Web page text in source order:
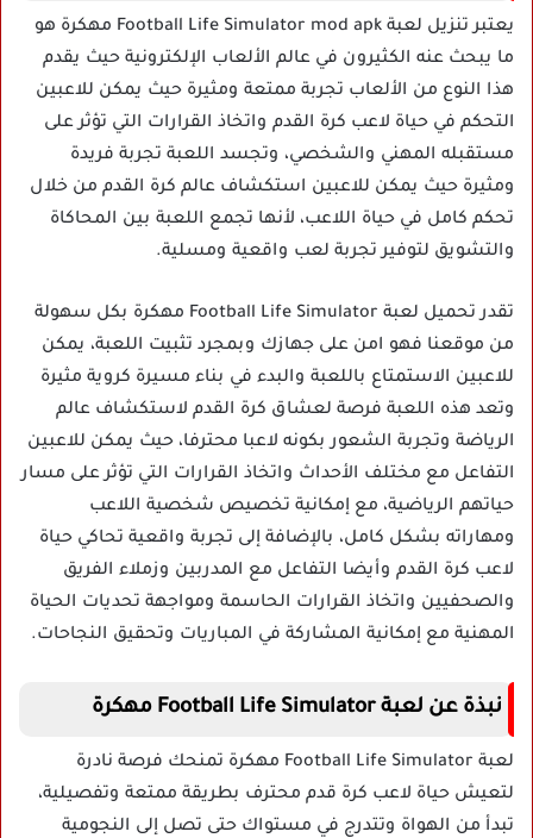
يعتبر تنزيل لعبة Football Life Simulator mod apk مهكرة هو
ما يبحث عنه الكثيرون في عالم الألعاب الإلكترونية حيث يقدم
هذا النوع من الألعاب تجربة ممتعة ومثيرة حيث يمكن للاعبين
التحكم في حياة لاعب كرة القدم واتخاذ القرارات التي تؤثر على
مستقبله المهني والشخصي، وتجسد اللعبة تجربة فريدة
ومثيرة حيث يمكن للاعبين استكشاف عالم كرة القدم من خلال
تحكم كامل في حياة اللاعب، لأنها تجمع اللعبة بين المحاكاة
والتشويق لتوفير تجربة لعب واقعية ومسلية.
تقدر تحميل لعبة Football Life Simulator مهكرة بكل سهولة
من موقعنا فهو امن على جهازك وبمجرد تثبيت اللعبة، يمكن
للاعبين الاستمتاع باللعبة والبدء في بناء مسيرة كروية مثيرة
وتعد هذه اللعبة فرصة لعشاق كرة القدم لاستكشاف عالم
الرياضة وتجربة الشعور بكونه لاعبا محترفا، حيث يمكن للاعبين
التفاعل مع مختلف الأحداث واتخاذ القرارات التي تؤثر على مسار
حياتهم الرياضية، مع إمكانية تخصيص شخصية اللاعب
ومهاراته بشكل كامل، بالإضافة إلى تجربة واقعية تحاكي حياة
لاعب كرة القدم وأيضا التفاعل مع المدربين وزملاء الفريق
والصحفيين واتخاذ القرارات الحاسمة ومواجهة تحديات الحياة
المهنية مع إمكانية المشاركة في المباريات وتحقيق النجاحات.
نبذة عن لعبة Football Life Simulator مهكرة
لعبة Football Life Simulator مهكرة تمنحك فرصة نادرة
لتعيش حياة لاعب كرة قدم محترف بطريقة ممتعة وتفصيلية،
تبدأ من الهواة وتتدرج في مستواك حتى تصل إلى النجومية